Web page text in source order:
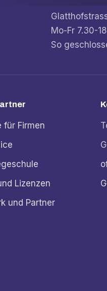
Mo-Fr 7.30-
So
für Firmen
Lizenzen
und Partner